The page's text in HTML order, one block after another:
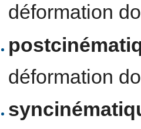
déformation
déformation